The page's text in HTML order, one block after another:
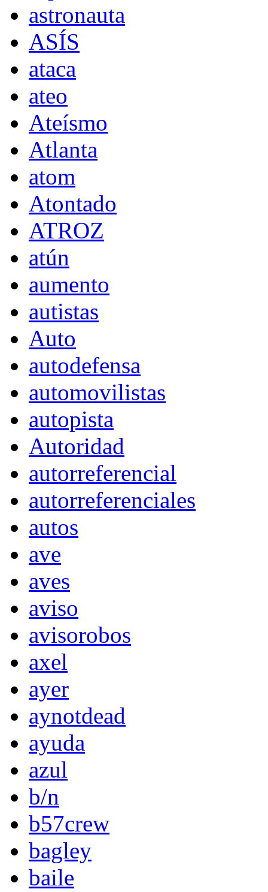
astronauta
ASÍS
ataca
ateo
Ateísmo
Atlanta
atom
Atontado
ATROZ
atún
aumento
autistas
Auto
autodefensa
automovilistas
autopista
Autoridad
autorreferencial
autorreferenciales
autos
ave
aves
aviso
avisorobos
axel
ayer
aynotdead
ayuda
azul
b/n
b57crew
bagley
baile